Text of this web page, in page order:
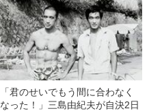
「君のせいでもう間に合わなく
なった！」三島由紀夫が自決2日